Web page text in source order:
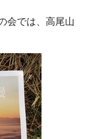
会では、高尾山